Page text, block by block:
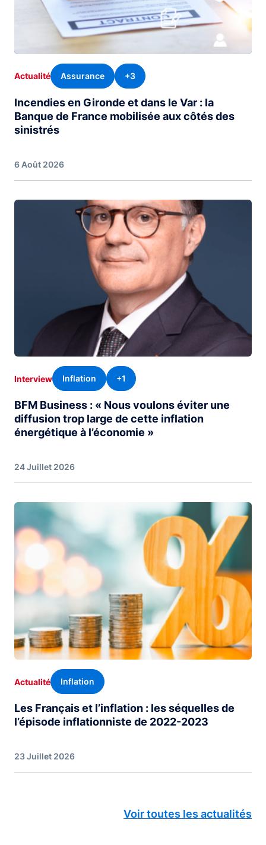
Actualité Assurance +3
Incendies en Gironde et dans le Var : la
Banque de France mobilisée aux côtés des
sinistrés
6 Août 2026
Image
Interview Inflation +1
BFM Business : « Nous voulons éviter une
diffusion trop large de cette inflation
énergétique à l’économie »
24 Juillet 2026
Image
Actualité Inflation
Les Français et l’inflation : les séquelles de
l’épisode inflationniste de 2022-2023
23 Juillet 2026
Voir toutes les actualités